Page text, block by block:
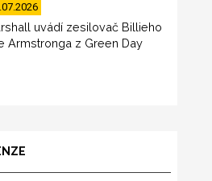
uvádí zesilovač Billieho
Armstronga z Green Day